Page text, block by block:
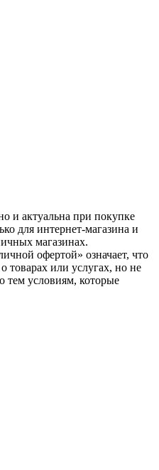
и актуальна при покупке
для интернет-магазина и
магазинах.
офертой» означает, что
товарах или услугах, но не
тем условиям, которые